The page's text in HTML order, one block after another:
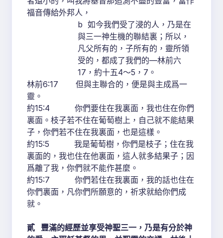
福音傳給外邦人，
b 如今我們受了浸的人，乃是在
與三一神生機的聯結裏；所以，
凡父所有的，子所有的，靈所領
受的，都成了我們的—林前六
17，約十五4～5，7。
林前6:17 但與主聯合的，便是與主成爲一
靈。
約15:4 你們要住在我裏面，我也住在你們
裏面。枝子若不住在葡萄樹上，自己就不能結果
子，你們若不住在我裏面，也是這樣。
約15:5 我是葡萄樹，你們是枝子；住在我
裏面的，我也住在他裏面，這人就多結果子；因
爲離了我，你們就不能作甚麼。
約15:7 你們若住在我裏面，我的話也住在
你們裏面，凡你們所願意的，祈求就給你們成
就。
貳 豐滿的經歷並享受神聖三一，乃是有分於神